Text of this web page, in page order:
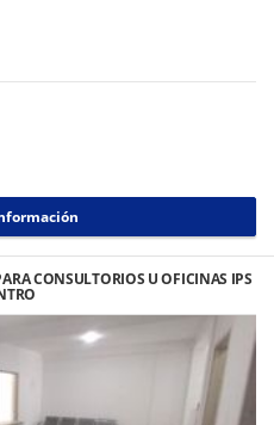
CONSULTORIOS U OFICINAS IPS